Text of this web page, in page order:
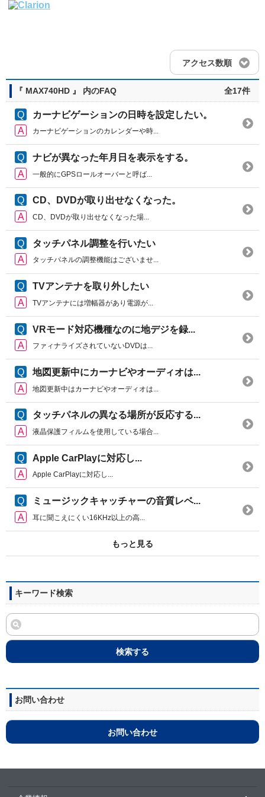
アクセス数順
『 MAX740HD 』 内のFAQ 全17件
カーナビゲーションの日時を設定したい。
カーナビゲーションのカレンダーや時...
ナビが異なった年月日を表示をする。
一般的にGPSロールオーバーと呼ば...
CD、DVDが取り出せなくなった。
CD、DVDが取り出せなくなった場...
タッチパネル調整を行いたい
タッチパネルの調整機能はございませ...
TVアンテナを取り外したい
TVアンテナには増幅器があり電源が...
VRモード対応機種なのに地デジを録...
ファィナライズされていないDVDは...
地図更新中にカーナビやオーディオは...
地図更新中はカーナビやオーディオは...
タッチパネルの異なる場所が反応する...
液晶保護フィルムを使用している場合...
Apple CarPlayに対応し...
Apple CarPlayに対応し...
ミュージックキャッチャーの音質レベ...
耳に聞こえにくい16KHz以上の高...
もっと見る
キーワード検索
検索する
お問い合わせ
お問い合わせ